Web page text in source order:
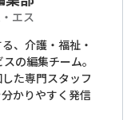
エス
、介護・福祉・
の編集チーム。
た専門スタッフ
かりやすく発信